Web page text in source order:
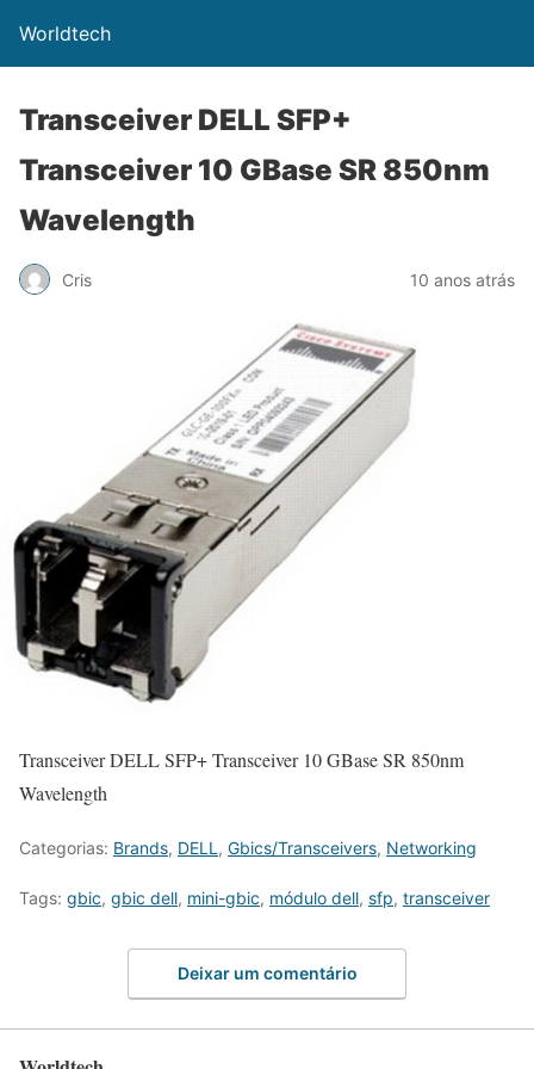
Worldtech
Transceiver DELL SFP+
Transceiver 10 GBase SR 850nm
Wavelength
Cris 10 anos atrás
Transceiver DELL SFP+ Transceiver 10 GBase SR 850nm
Wavelength
Categorias: Brands, DELL , Gbics/Transceivers, Networking
Tags: gbic, gbic dell, mini-gbic, módulo dell, sfp, transceiver
Deixar um comentário